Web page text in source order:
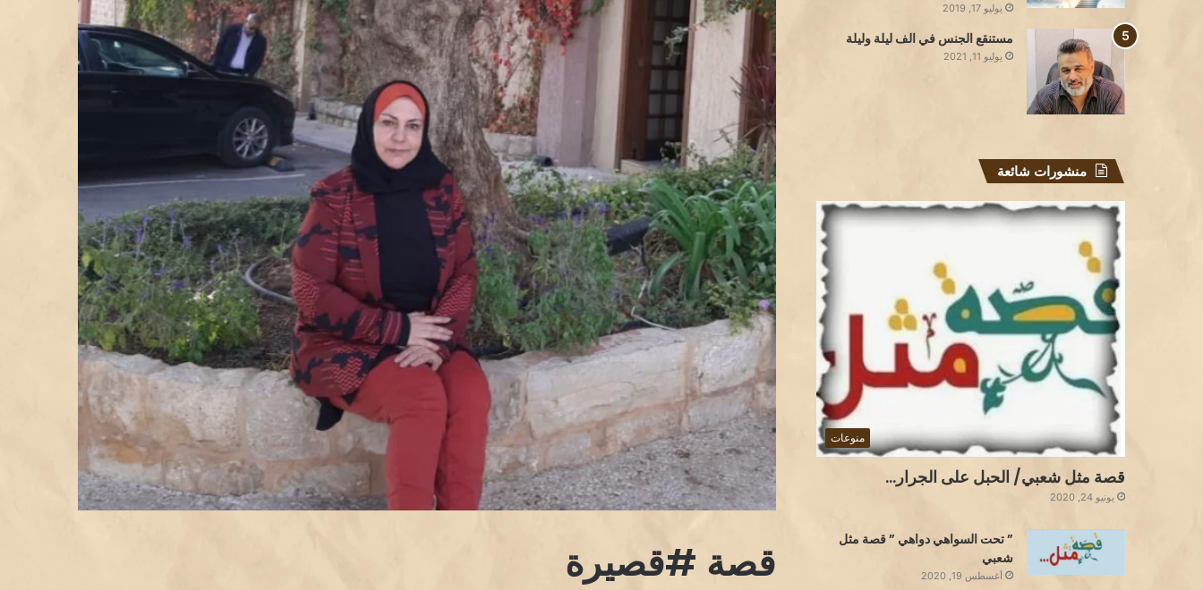
قصة #قصيرة
يوليو 17, 2019
مستنقع الجنس في الف ليلة وليلة
يوليو 11, 2021
منشورات شائعة
منوعات
قصة مثل شعبي/ الحبل على الجرار…
يونيو 24, 2020
” تحت السواهي دواهي ” قصة مثل
شعبي
أغسطس 19, 2020